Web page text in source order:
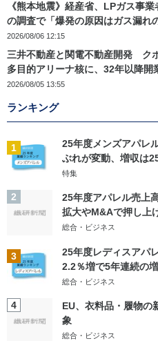
《熊本地震》経産省、LPガス事
の調査で「爆発の原因はガス漏れ
2026/08/06 12:15
三井不動産と関電不動産開発 ク
多目的アリーナ核に、32年以降開
2026/08/05 13:55
ランキング
1
25年度メンズアパレ
ぶれが変動、増収は
特集
2
25年度アパレル売
拡大やM&Aで押し上
総合・ビジネス
3
25年度レディスアパ
2.2％増で5年連続の
総合・ビジネス
4
EU、衣料品・履物
象
総合・ビジネス